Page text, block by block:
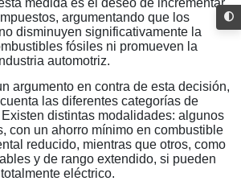
argumentando que los
disminuyen significativamente la
fósiles ni promueven la
automotriz.
argumento en contra de esta decisión,
las diferentes categorías de
distintas modalidades: algunos
con un ahorro mínimo en combustible
reducido, mientras que otros, como
y de rango extendido, si pueden
eléctrico.